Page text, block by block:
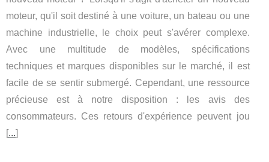
moteur, qu'il soit destiné à une voiture, un bateau ou une
machine industrielle, le choix peut s'avérer complexe.
Avec une multitude de modèles, spécifications
techniques et marques disponibles sur le marché, il est
facile de se sentir submergé. Cependant, une ressource
précieuse est à notre disposition : les avis des
consommateurs. Ces retours d'expérience peuvent jou
[...]